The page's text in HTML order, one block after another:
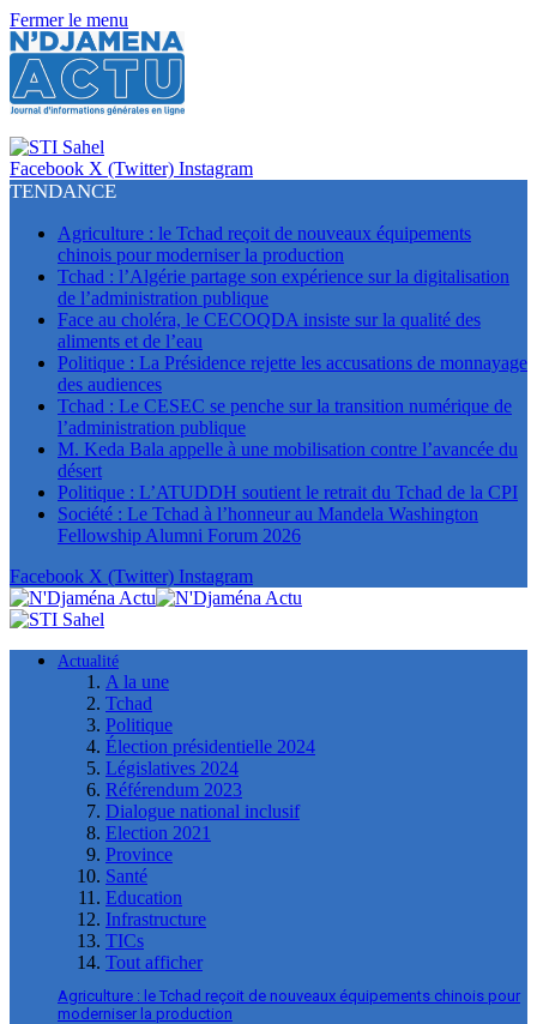
Fermer le menu
Facebook X (Twitter) Instagram
TENDANCE
Agriculture : le Tchad reçoit de nouveaux équipements
chinois pour moderniser la production
Tchad : l’Algérie partage son expérience sur la digitalisation
de l’administration publique
Face au choléra, le CECOQDA insiste sur la qualité des
aliments et de l’eau
Politique : La Présidence rejette les accusations de monnayage
des audiences
Tchad : Le CESEC se penche sur la transition numérique de
l’administration publique
M. Keda Bala appelle à une mobilisation contre l’avancée du
désert
Politique : L’ATUDDH soutient le retrait du Tchad de la CPI
Société : Le Tchad à l’honneur au Mandela Washington
Fellowship Alumni Forum 2026
Facebook X (Twitter) Instagram
Actualité
A la une
Tchad
Politique
Élection présidentielle 2024
Législatives 2024
Référendum 2023
Dialogue national inclusif
Election 2021
Province
Santé
Education
Infrastructure
TICs
Tout afficher
Agriculture : le Tchad reçoit de nouveaux équipements chinois pour
moderniser la production